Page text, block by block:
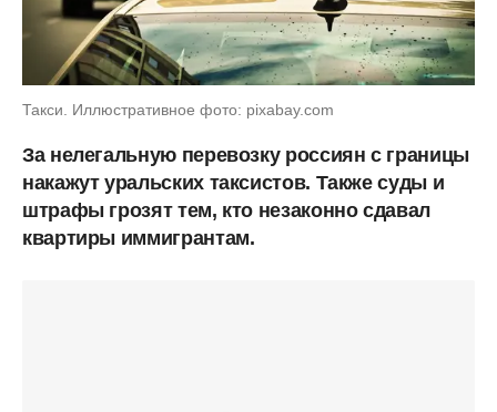
Такси. Иллюстративное фото: pixabay.com
За нелегальную перевозку россиян с границы
накажут уральских таксистов. Также суды и
штрафы грозят тем, кто незаконно сдавал
квартиры иммигрантам.